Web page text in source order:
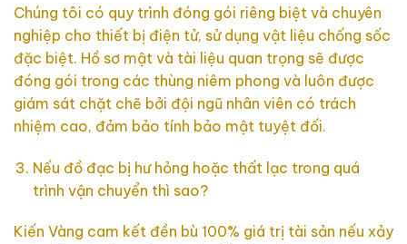
Chúng tôi có quy trình đóng gói riêng biệt và chuyên
nghiệp cho thiết bị điện tử, sử dụng vật liệu chống sốc
đặc biệt. Hồ sơ mật và tài liệu quan trọng sẽ được
đóng gói trong các thùng niêm phong và luôn được
giám sát chặt chẽ bởi đội ngũ nhân viên có trách
nhiệm cao, đảm bảo tính bảo mật tuyệt đối.
Nếu đồ đạc bị hư hỏng hoặc thất lạc trong quá
trình vận chuyển thì sao?
Kiến Vàng cam kết đền bù 100% giá trị tài sản nếu xảy